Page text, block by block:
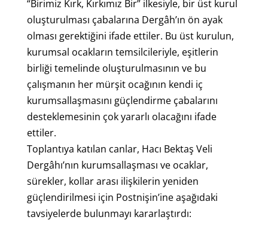
“Birimiz Kırk, Kırkımız Bir” ilkesiyle, bir üst kurul
oluşturulması çabalarına Dergâh’ın ön ayak
olması gerektiğini ifade ettiler. Bu üst kurulun,
kurumsal ocakların temsilcileriyle, eşitlerin
birliği temelinde oluşturulmasının ve bu
çalışmanın her mürşit ocağının kendi iç
kurumsallaşmasını güçlendirme çabalarını
desteklemesinin çok yararlı olacağını ifade
ettiler.
Toplantıya katılan canlar, Hacı Bektaş Veli
Dergâhı’nın kurumsallaşması ve ocaklar,
sürekler, kollar arası ilişkilerin yeniden
güçlendirilmesi için Postnişin’ine aşağıdaki
tavsiyelerde bulunmayı kararlaştırdı: